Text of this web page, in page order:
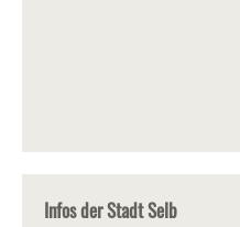
Infos der Stadt Selb